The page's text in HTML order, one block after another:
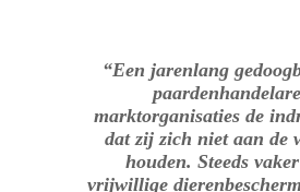
“Een jarenlang
marktorganisaties de
dat zij zich niet aan de
houden. Steeds
vrijwillige